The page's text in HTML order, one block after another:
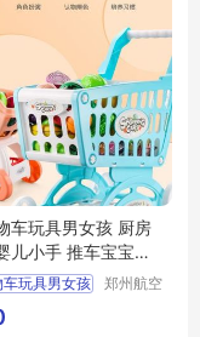
车玩具男女孩 厨房
儿小手 推车宝宝过
车玩具男女孩
果婴儿小手
家家套装
郑州航空